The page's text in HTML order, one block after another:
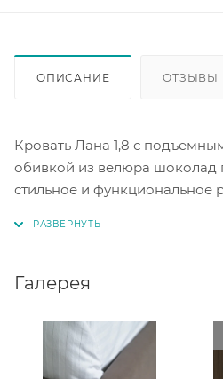
ОПИСАНИЕ ОТЗЫВЫ
Кровать Лана 1,8 с
обивкой из велюра шоколад
стильное и функциональное
подъемным механизмом, что
хранить постельные
вещи, экономя пространство
Галерея